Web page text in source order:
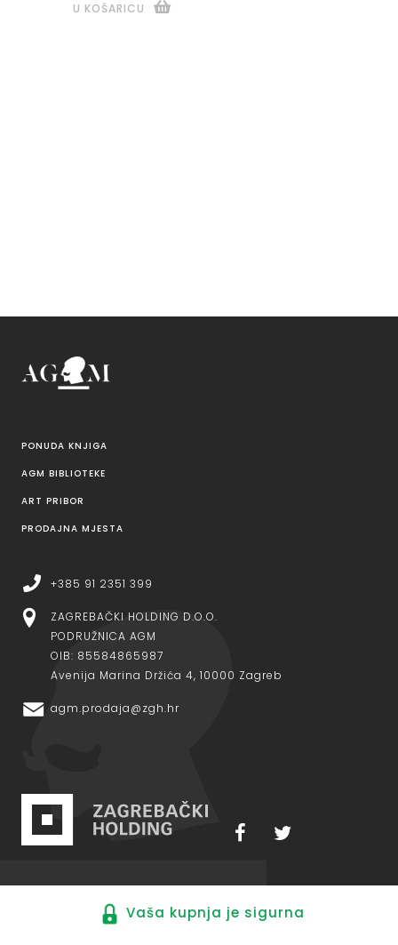
U KOŠARICU
PONUDA KNJIGA
AGM BIBLIOTEKE
ART PRIBOR
PRODAJNA MJESTA
+385 91 2351 399
ZAGREBAČKI HOLDING D.O.O.
PODRUŽNICA AGM
OIB: 85584865987
Avenija Marina Držića 4, 10000 Zagreb
agm.prodaja@zgh.hr
Vaša kupnja je sigurna